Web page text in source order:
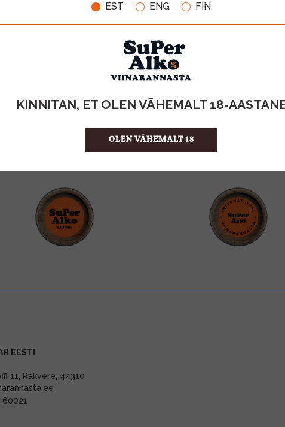
EST ENG FIN
KINNITAN, ET OLEN VÄHEMALT 18-
OLEN VÄHEMALT 18
TOOTE LIIK
PANT
KOOD
KOGUS KASTIS
EESTI
11, Rakvere, 44310
60021